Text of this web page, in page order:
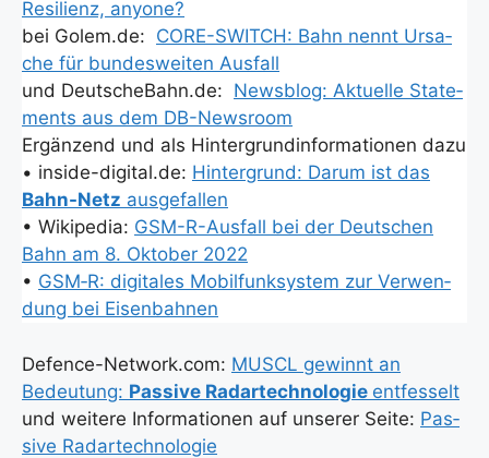
Resi­li­enz, anyo­ne?
bei Golem.de: CORE-SWITCH: Bahn nennt Ursa­
che für bun­des­wei­ten Aus­fall
und DeutscheBahn.de: News­blog: Aktu­el­le State­
ments aus dem DB-News­room
Ergän­zend und als Hin­ter­grund­in­for­ma­tio­nen dazu
• inside-digital.de: Hin­ter­grund: Dar­um ist das
Bahn-Netz aus­ge­fal­len
• Wiki­pe­dia: GSM-R-Aus­fall bei der Deut­schen
Bahn am 8. Okto­ber 2022
• GSM‑R: digi­ta­les Mobil­funk­sys­tem zur Ver­wen­
dung bei Eisen­bah­nen
Defence-Network.com: MUSCL gewinnt an
Bedeu­tung: Pas­si­ve Radar­tech­no­lo­gie ent­fes­selt
und wei­te­re Infor­ma­tio­nen auf unse­rer Sei­te: Pas­
si­ve Radar­tech­no­lo­gie